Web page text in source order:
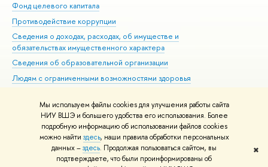
Мы используем файлы cookies для улучшения работы сайта
НИУ ВШЭ и большего удобства его использования. Более
подробную информацию об использовании файлов cookies
можно найти здесь, наши правила обработки персональных
данных –здесь. Продолжая пользоваться сайтом, вы
подтверждаете, что были проинформированы об
✖
Фонд целевого капитала
Противодействие коррупции
Сведения о доходах, расходах, об имуществе и
обязательствах имущественного характера
Сведения об образовательной организации
Людям с ограниченными возможностями здоровья
Работа в Вышке